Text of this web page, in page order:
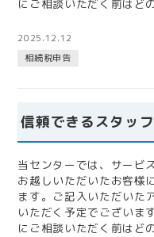
にご相談いただく前はど
かせください。 ・相続税
ん 当事務所にご相談い
か? 当事務所にご依頼いただいて感じたことをご自由にお書
2025.12.12
相続税申告
信頼できるスタッ
当センターでは、サービ
お越しいただいたお客様
ます。ご記入いただいた
いただく予定でございま
にご相談いただく前はど